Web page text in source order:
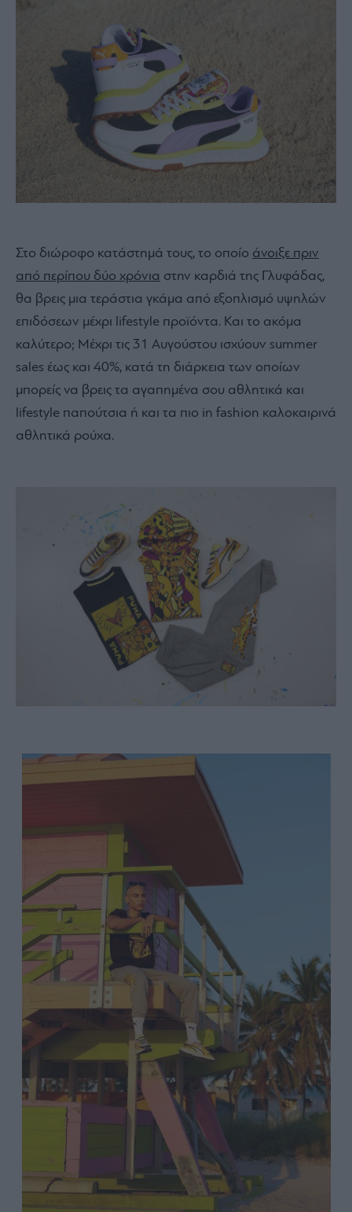
Στο διώροφο κατάστημά τους, το οποίο άνοιξε πριν
από περίπου δύο χρόνια στην καρδιά της Γλυφάδας,
θα βρεις μια τεράστια γκάμα από εξοπλισμό υψηλών
επιδόσεων μέχρι lifestyle προϊόντα. Και το ακόμα
καλύτερο; Μέχρι τις 31 Αυγούστου ισχύουν summer
sales έως και 40%, κατά τη διάρκεια των οποίων
μπορείς να βρεις τα αγαπημένα σου αθλητικά και
lifestyle παπούτσια ή και τα πιο in fashion καλοκαιρινά
αθλητικά ρούχα.